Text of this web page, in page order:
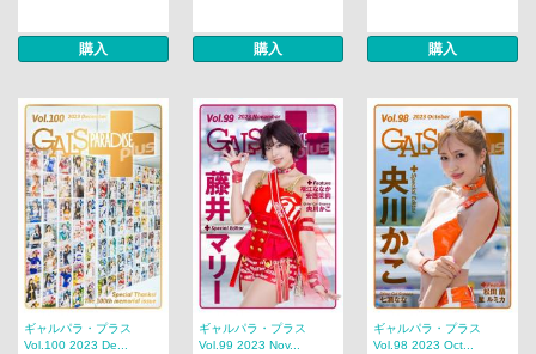
購入 購入 購入
ギャルパラ・プラス
Vol.100 2023 De...
ギャルパラ・プラス
Vol.99 2023 Nov...
ギャルパラ・プラス
Vol.98 2023 Oct...